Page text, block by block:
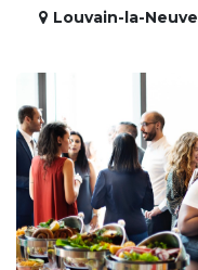
Louvain-la-Neuve